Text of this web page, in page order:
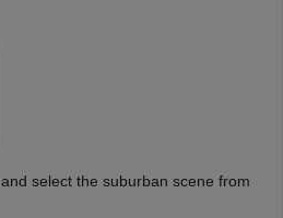
select the suburban scene from